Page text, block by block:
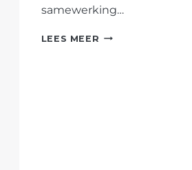
samewerking…
LEES MEER AFRIFORUM-